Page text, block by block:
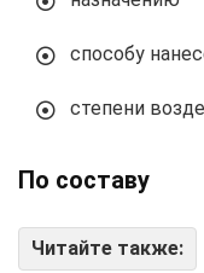
способу
степени
По составу
Читайте также: